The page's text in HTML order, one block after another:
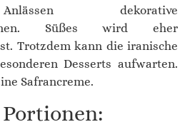
dekorative
Süßes wird eher
Trotzdem kann die iranische
Desserts aufwarten.
Safrancreme.